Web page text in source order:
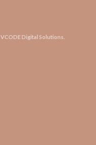
VCODE Digital Solutions